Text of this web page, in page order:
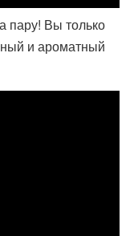
пару! Вы только
и ароматный